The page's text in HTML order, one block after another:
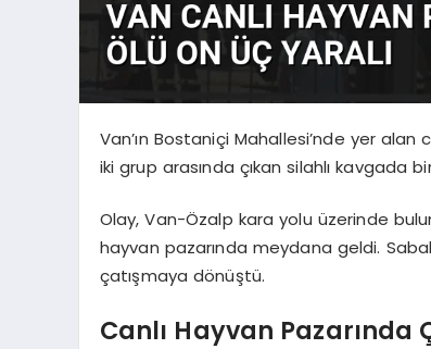
Van’ın Bostaniçi Mahallesi’nde yer
iki grup arasında çıkan silahlı kavgada
Olay, Van-Özalp kara yolu üzerinde
hayvan pazarında meydana geldi.
çatışmaya dönüştü.
Canlı Hayvan Pazarında